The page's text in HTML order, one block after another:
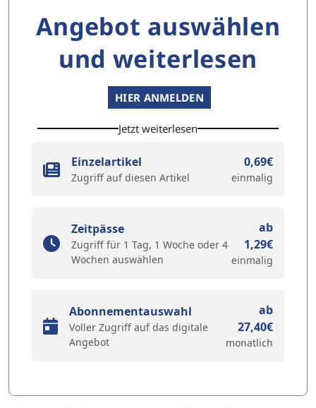
Angebot auswählen
und weiterlesen
HIER ANMELDEN
Jetzt weiterlesen
Einzelartikel
Zugriff auf diesen Artikel
0,69€
einmalig
Zeitpässe
Zugriff für 1 Tag, 1 Woche oder 4
Wochen auswählen
ab
1,29€
einmalig
Abonnementauswahl
Voller Zugriff auf das digitale
Angebot
ab
27,40€
monatlich